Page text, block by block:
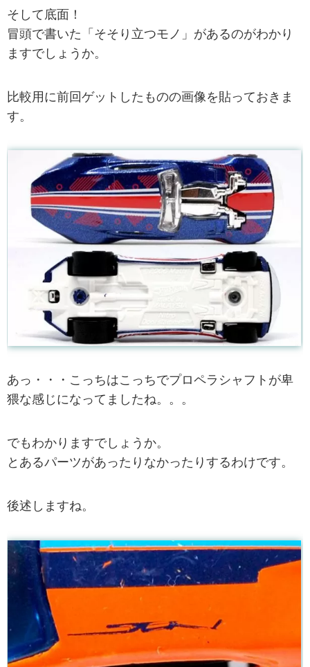
そして底面！
冒頭で書いた「そそり立つモノ」があるのがわかり
ますでしょうか。
比較用に前回ゲットしたものの画像を貼っておきま
す。
あっ・・・こっちはこっちでプロペラシャフトが卑
猥な感じになってましたね。。。
でもわかりますでしょうか。
とあるパーツがあったりなかったりするわけです。
後述しますね。